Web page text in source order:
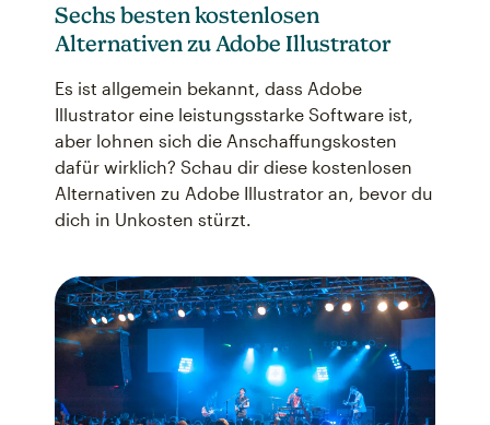
Sechs besten kostenlosen
Alternativen zu Adobe Illustrator
Es ist allgemein bekannt, dass Adobe
Illustrator eine leistungsstarke Software ist,
aber lohnen sich die Anschaffungskosten
dafür wirklich? Schau dir diese kostenlosen
Alternativen zu Adobe Illustrator an, bevor du
dich in Unkosten stürzt.